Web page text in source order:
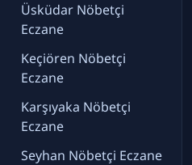
Üsküdar Nöbetçi
Eczane
Keçiören Nöbetçi
Eczane
Karşıyaka Nöbetçi
Eczane
Seyhan Nöbetçi Eczane